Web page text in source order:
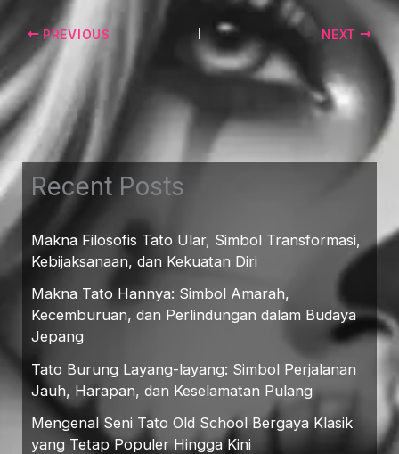
PREVIOUS NEXT
Recent Posts
Makna Filosofis Tato Ular, Simbol Transformasi,
Kebijaksanaan, dan Kekuatan Diri
Makna Tato Hannya: Simbol Amarah,
Kecemburuan, dan Perlindungan dalam Budaya
Jepang
Tato Burung Layang-layang: Simbol Perjalanan
Jauh, Harapan, dan Keselamatan Pulang
Mengenal Seni Tato Old School Bergaya Klasik
yang Tetap Populer Hingga Kini